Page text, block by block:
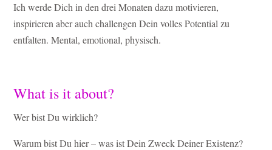
Ich werde Dich in den drei Monaten dazu motivieren,
inspirieren aber auch challengen Dein volles Potential zu
entfalten. Mental, emotional, physisch.
What is it about?
Wer bist Du wirklich?
Warum bist Du hier – was ist Dein Zweck Deiner Existenz?